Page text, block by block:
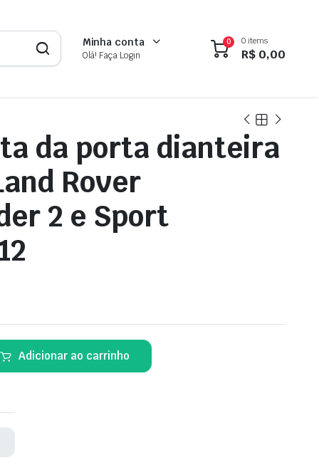
Minha conta
Olá! Faça Login
0 0 items
R$ 0,00
da porta dianteira
Rover
2 e Sport
Adicionar ao carrinho